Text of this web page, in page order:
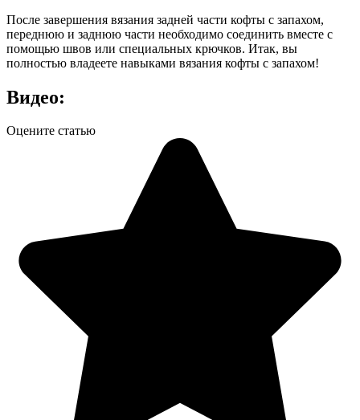
После завершения вязания задней части кофты с запахом,
переднюю и заднюю части необходимо соединить вместе с
помощью швов или специальных крючков. Итак, вы
полностью владеете навыками вязания кофты с запахом!
Видео:
Оцените статью